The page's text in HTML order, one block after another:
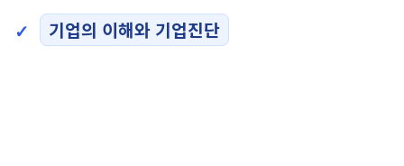
기업의 이해와 기업진단